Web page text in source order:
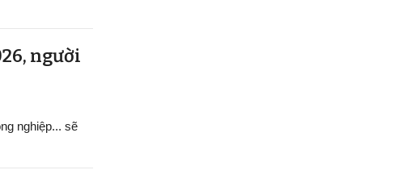
người
nghiệp... sẽ